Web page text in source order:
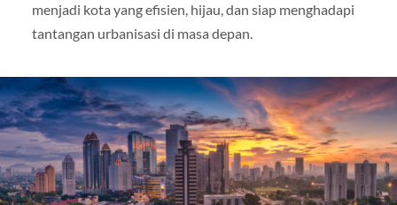
menjadi kota yang efisien, hijau, dan siap menghadapi
tantangan urbanisasi di masa depan.